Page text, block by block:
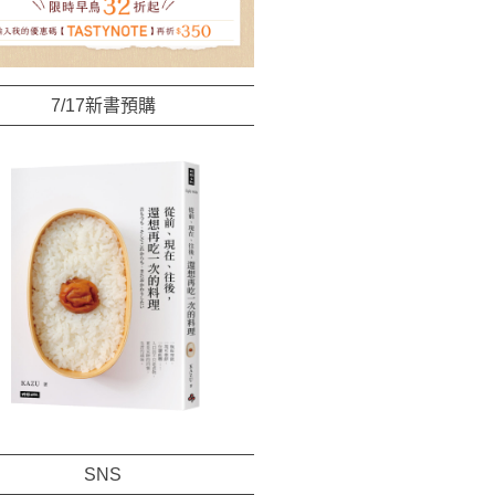
7/17新書預購
SNS